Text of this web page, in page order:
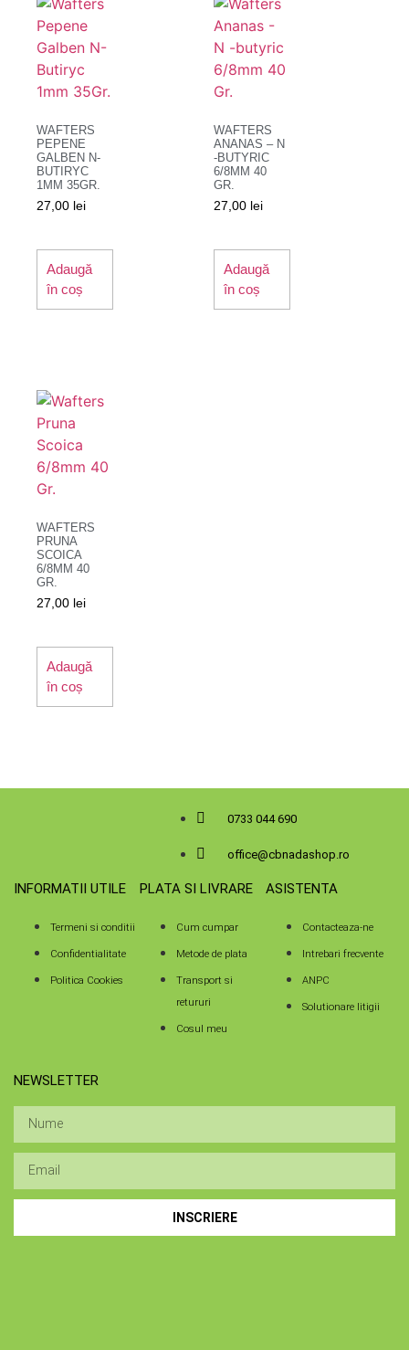
WAFTERS
PEPENE
GALBEN N-
BUTIRYC
1MM 35GR.
27,00 lei
Adaugă
în coș
WAFTERS
ANANAS – N
-BUTYRIC
6/8MM 40
GR.
27,00 lei
Adaugă
în coș
WAFTERS
PRUNA
SCOICA
6/8MM 40
GR.
27,00 lei
Adaugă
în coș
0733 044 690
office@cbnadashop.ro
INFORMATII UTILE
Termeni si conditii
Confidentialitate
Politica Cookies
PLATA SI LIVRARE
Cum cumpar
Metode de plata
Transport si
retururi
Cosul meu
ASISTENTA
Contacteaza-ne
Intrebari frecvente
ANPC
Solutionare litigii
NEWSLETTER
INSCRIERE